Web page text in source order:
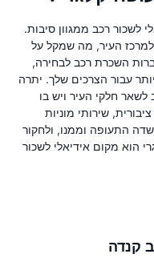
לשכור רכב ממגוון סיבות.
העיר, מה שמקל על
השכרת רכב לבחירה,
עבור הצרכים שלך. יתרה
חלקי העיר ויש בו
שירותי מוניות
התעופה וממנו, ולחקור
הוא מקום אידיאלי לשכור
קנדה